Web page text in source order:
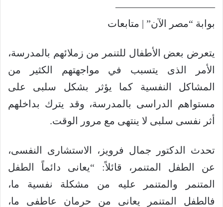
——————————
بوابة “مصر الآن” | متابعات
يتعرض بعض الأطفال للتنمر من زملائهم بالمدرسة،
الأمر الذى يتسبب في مواجهتهم الكثير من
المشاكل النفسية كما يؤثر بشكل سلبى على
مستواهم الدراسى بالمدرسة، وقد يترك بداخلهم
أثر نفسى سلبى لا ينتهى مع مرور الوقت.
تحدث الدكتور جمال فرويز، الاستشارى النفسى،
عن الطفل المتنمر، قائلاً: “يعانى دائماً الطفل
المتنمر والمتنمر عليه من مشكلة نفسية ما،
فالطفل المتنمر يعانى من حرمان عاطفى ما،